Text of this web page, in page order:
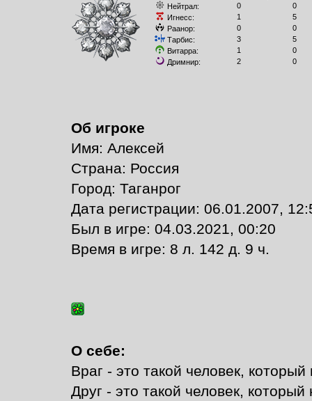
Нейтрал:
0
0
Игнесс:
1
5
Раанор:
0
0
Тарбис:
3
5
Витарра:
1
0
Дримнир:
2 0
Об игроке
Имя: Алексей
Страна: Россия
Город: Таганрог
Дата регистрации: 06.01.2007,
Был в игре: 04.03.2021, 00:20
Время в игре: 8 л. 142 д. 9 ч.
О себе:
Враг - это такой человек,
Друг - это такой человек,